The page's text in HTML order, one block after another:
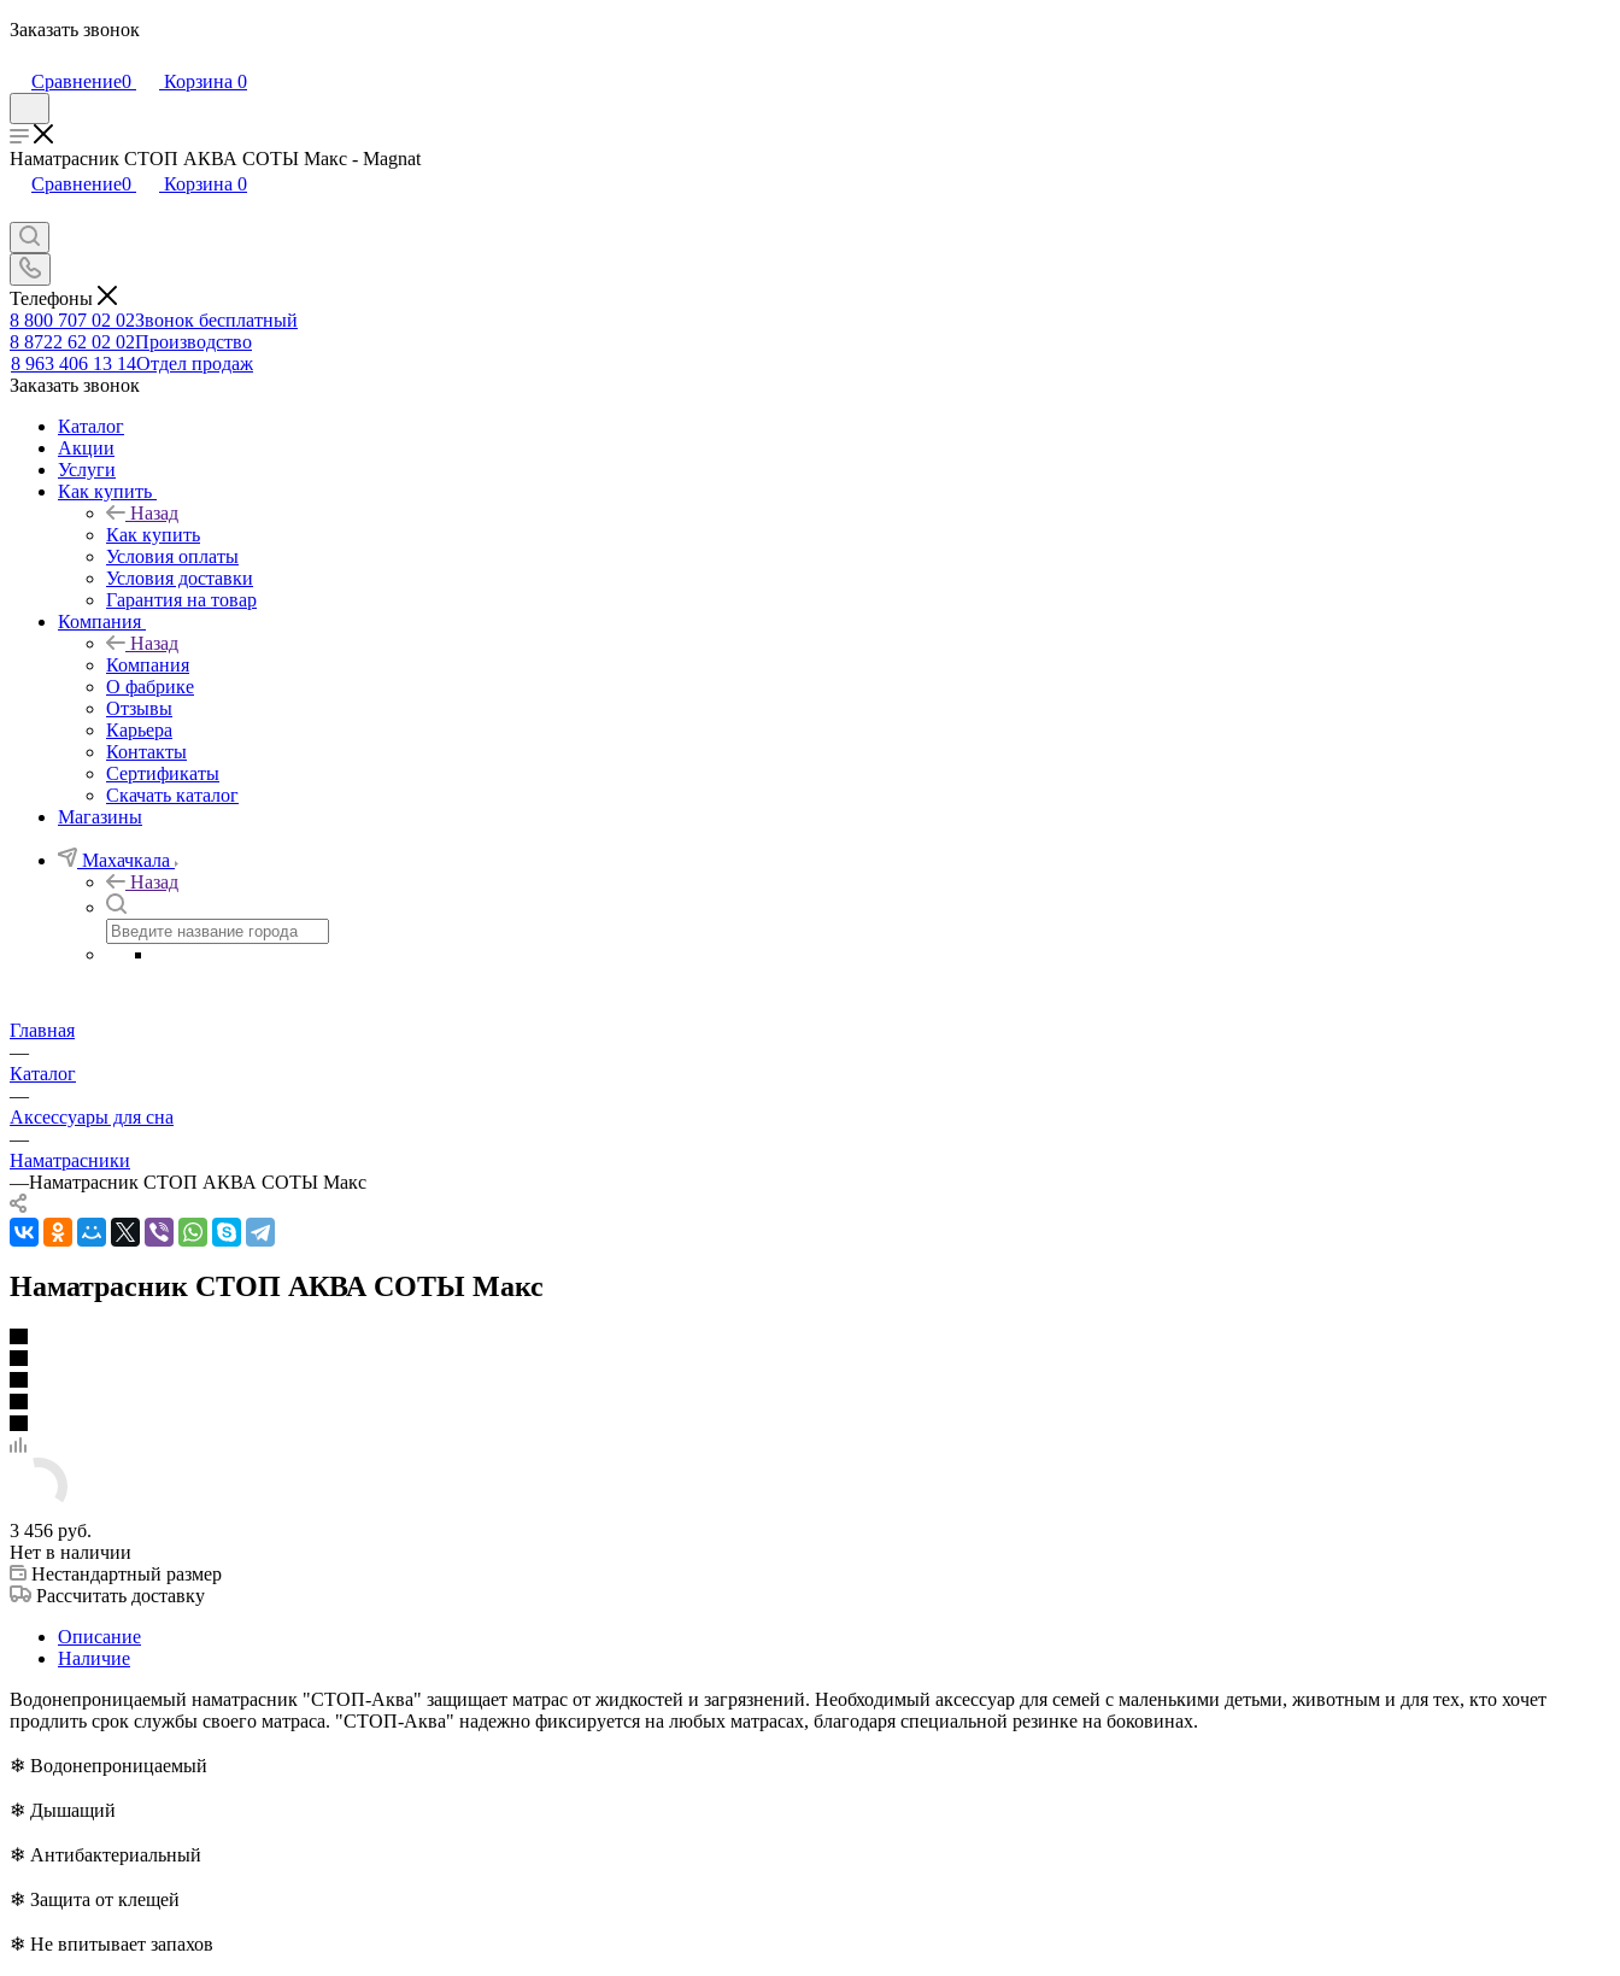
Заказать звонок
Сравнение0 Корзина 0
Наматрасник СТОП АКВА СОТЫ Макс - Magnat
Сравнение0 Корзина 0
Телефоны
8 800 707 02 02Звонок бесплатный
8 8722 62 02 02Производство
8 963 406 13 14Отдел продаж
Заказать звонок
Каталог
Акции
Услуги
Как купить
Назад
Как купить
Условия оплаты
Условия доставки
Гарантия на товар
Компания
Назад
Компания
О фабрике
Отзывы
Карьера
Контакты
Сертификаты
Скачать каталог
Магазины
Махачкала
Назад
Главная
—
Каталог
—
Аксессуары для сна
—
Наматрасники
—Наматрасник СТОП АКВА СОТЫ Макс
Наматрасник СТОП АКВА СОТЫ Макс
3 456 руб.
Нет в наличии
Нестандартный размер
Рассчитать доставку
Описание
Наличие
Водонепроницаемый наматрасник "СТОП-Аква" защищает матрас от жидкостей и загрязнений. Необходимый аксессуар для семей с маленькими детьми, животным и для тех, кто хочет
продлить срок службы своего матраса. "СТОП-Аква" надежно фиксируется на любых матрасах, благодаря специальной резинке на боковинах.
❄ Водонепроницаемый
❄ Дышащий
❄ Антибактериальный
❄ Защита от клещей
❄ Не впитывает запахов